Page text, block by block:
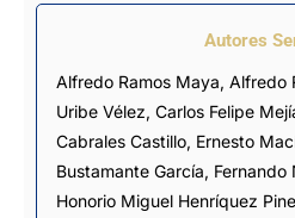
Autores
Alfredo Ramos Maya, Alfredo Rangel Suárez, Álvaro
Uribe Vélez, Carlos Felipe
Cabrales Castillo, Ernesto
Bustamante García, Fernando
Honorio Miguel Henríquez